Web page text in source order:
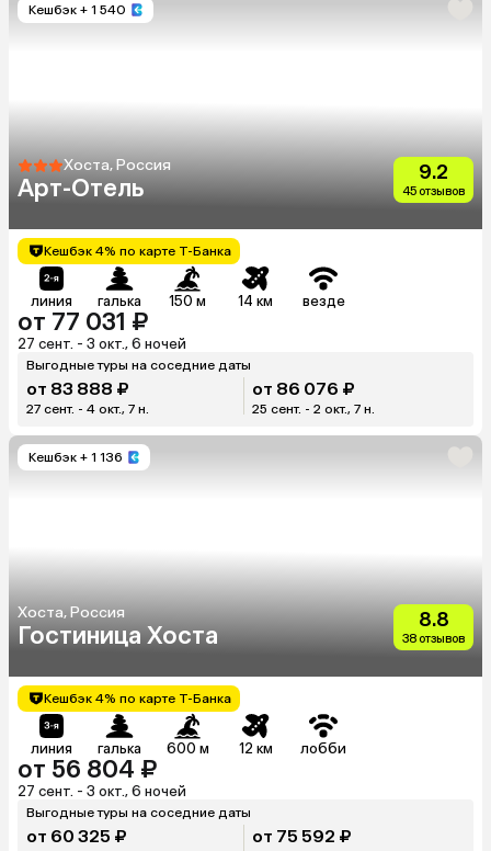
Кешбэк + 1 540
Хоста, Россия
Арт-Отель
9.2
45 отзывов
Кешбэк 4% по карте Т-Банка
линия галька 150 м 14 км везде
от 77 031 ₽
27 сент. - 3 окт., 6 ночей
Выгодные туры на соседние даты
от 83 888 ₽
27 сент. - 4 окт., 7 н.
от 86 076 ₽
25 сент. - 2 окт., 7 н.
Кешбэк + 1 136
Хоста, Россия
Гостиница Хоста
8.8
38 отзывов
Кешбэк 4% по карте Т-Банка
линия галька 600 м 12 км лобби
от 56 804 ₽
27 сент. - 3 окт., 6 ночей
Выгодные туры на соседние даты
от 60 325 ₽ от 75 592 ₽